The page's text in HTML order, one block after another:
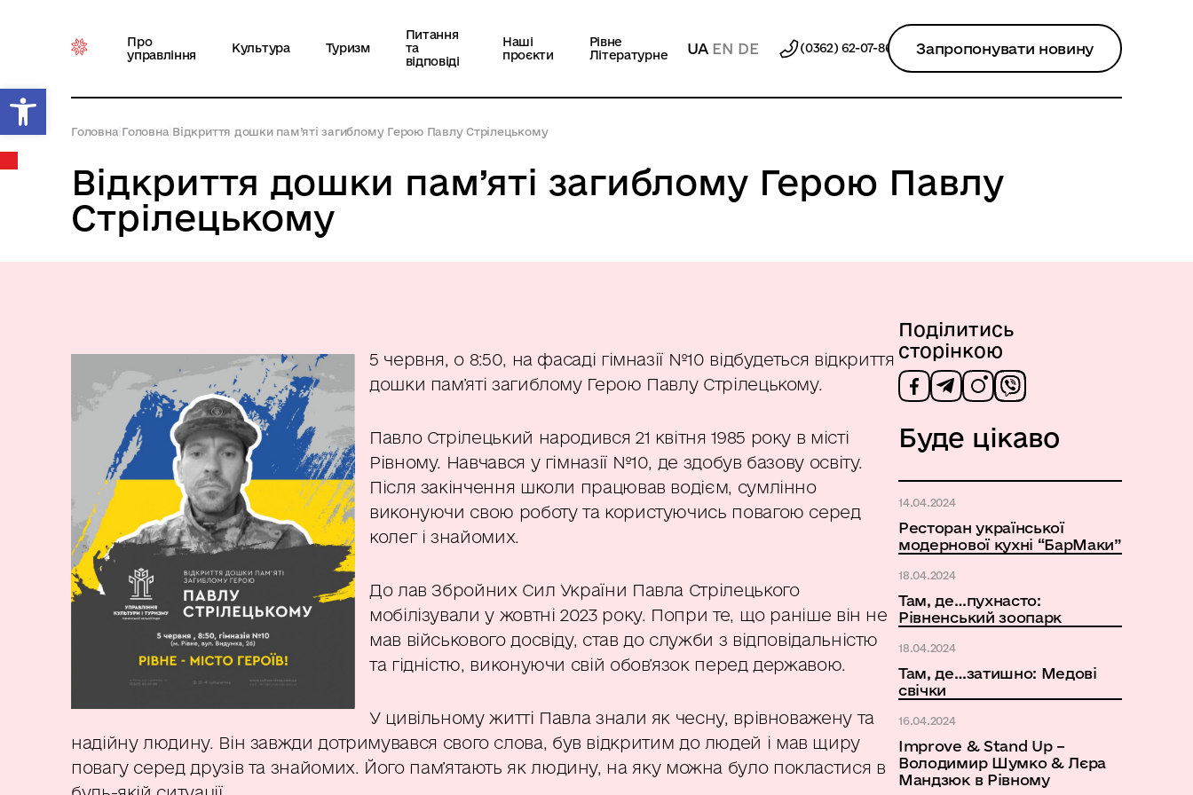
Відкрити Панель інструментів
Про
управління
Культура Туризм
Питання
та
відповіді
Наші
проєкти
Рівне
Літературне
UA EN DE (0362) 62-07-86 Запропонувати новину
Головна Головна Відкриття дошки пам’яті загиблому Герою Павлу Стрілецькому
Відкриття дошки пам’яті загиблому Герою Павлу
Стрілецькому
5 червня, о 8:50, на фасаді гімназії №10 відбудеться відкриття
дошки пам’яті загиблому Герою Павлу Стрілецькому.
Павло Стрілецький народився 21 квітня 1985 року в місті
Рівному. Навчався у гімназії №10, де здобув базову освіту.
Після закінчення школи працював водієм, сумлінно
виконуючи свою роботу та користуючись повагою серед
колег і знайомих.
До лав Збройних Сил України Павла Стрілецького
мобілізували у жовтні 2023 року. Попри те, що раніше він не
мав військового досвіду, став до служби з відповідальністю
та гідністю, виконуючи свій обов’язок перед державою.
У цивільному житті Павла знали як чесну, врівноважену та
надійну людину. Він завжди дотримувався свого слова, був відкритим до людей і мав щиру
повагу серед друзів та знайомих. Його пам’ятають як людину, на яку можна було покластися в
Поділитись
сторінкою
Буде цікаво
14.04.2024
Ресторан української
модернової кухні “БарМаки”
18.04.2024
Там, де…пухнасто:
Рівненський зоопарк
18.04.2024
Там, де…затишно: Медові
свічки
16.04.2024
Improve & Stand Up –
Володимир Шумко & Лєра
Мандзюк в Рівному